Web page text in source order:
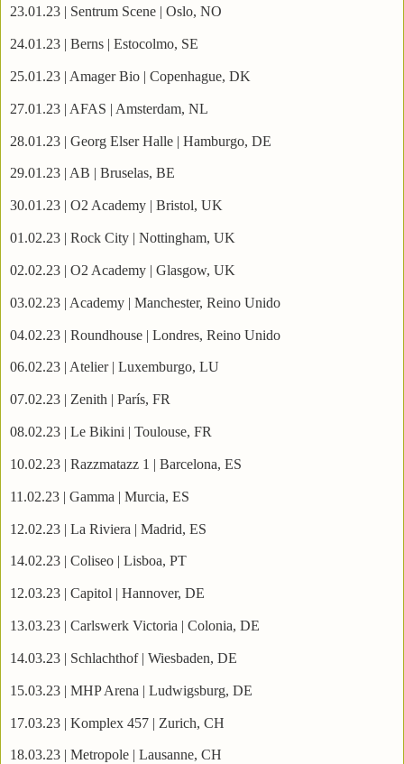
23.01.23 | Sentrum Scene | Oslo, NO
24.01.23 | Berns | Estocolmo, SE
25.01.23 | Amager Bio | Copenhague, DK
27.01.23 | AFAS | Amsterdam, NL
28.01.23 | Georg Elser Halle | Hamburgo, DE
29.01.23 | AB | Bruselas, BE
30.01.23 | O2 Academy | Bristol, UK
01.02.23 | Rock City | Nottingham, UK
02.02.23 | O2 Academy | Glasgow, UK
03.02.23 | Academy | Manchester, Reino Unido
04.02.23 | Roundhouse | Londres, Reino Unido
06.02.23 | Atelier | Luxemburgo, LU
07.02.23 | Zenith | París, FR
08.02.23 | Le Bikini | Toulouse, FR
10.02.23 | Razzmatazz 1 | Barcelona, ES
11.02.23 | Gamma | Murcia, ES
12.02.23 | La Riviera | Madrid, ES
14.02.23 | Coliseo | Lisboa, PT
12.03.23 | Capitol | Hannover, DE
13.03.23 | Carlswerk Victoria | Colonia, DE
14.03.23 | Schlachthof | Wiesbaden, DE
15.03.23 | MHP Arena | Ludwigsburg, DE
17.03.23 | Komplex 457 | Zurich, CH
18.03.23 | Metropole | Lausanne, CH